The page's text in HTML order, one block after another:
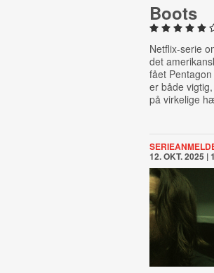
Boots
Netflix-serie
det
fået
er både
på virkelige
12. OKT. 2025 |